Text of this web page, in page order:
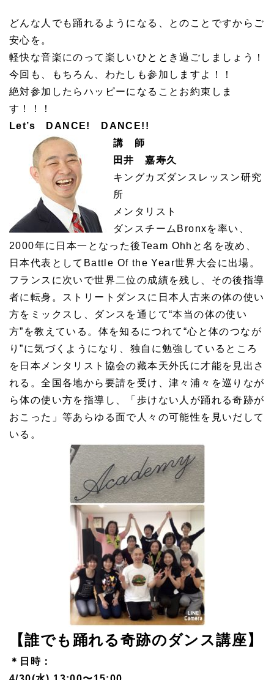
どんな人でも踊れるようになる、とのことですからご
安心を。
軽快な音楽にのって楽しいひととき過ごしましょう！
今回も、もちろん、わたしも参加しますよ！！
絶対参加したらハッピーになることお約束しま
す！！！
Let’s DANCE! DANCE!!
講 師
田井 嘉寿久
キングカズダンスレッスン研究
所
メンタリスト
ダンスチームBronxを率い、
2000年に日本一となった後Team Ohhと名を改め、
日本代表としてBattle Of the Year世界大会に出場。
フランスに次いで世界二位の成績を残し、その後指導
者に転身。ストリートダンスに日本人古来の体の使い
方をミックスし、ダンスを通じて“本当の体の使い
方”を教えている。体を知るにつれて“心と体のつなが
り”に気づくようになり、独自に勉強しているところ
を日本メンタリスト協会の藏本天外氏に才能を見出さ
れる。全国各地から要請を受け、津々浦々を巡りなが
ら体の使い方を指導し、「歩けない人が踊れる奇跡が
おこった」等あらゆる面で人々の可能性を見いだして
いる。
【誰でも踊れる奇跡のダンス講座】
＊日時：